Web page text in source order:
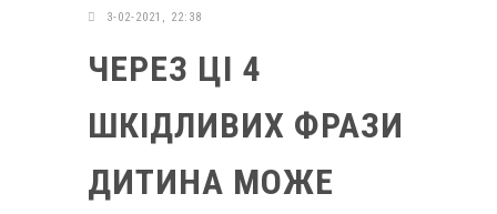
3-02-2021, 22:38
ЧЕРЕЗ ЦІ 4
ШКІДЛИВИХ ФРАЗИ
ДИТИНА МОЖЕ